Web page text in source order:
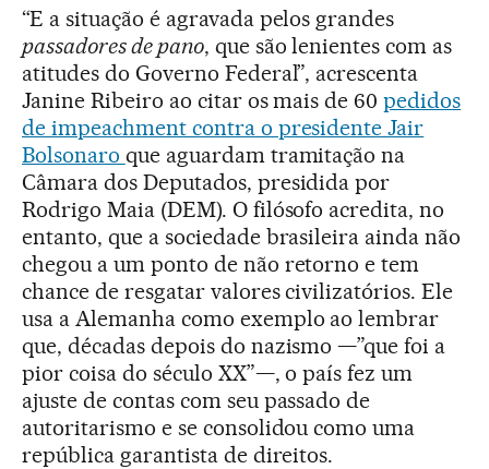
“E a situação é agravada pelos grandes
passadores de pano, que são lenientes com as
atitudes do Governo Federal”, acrescenta
Janine Ribeiro ao citar os mais de 60pedidos
de impeachment contra o presidente Jair
Bolsonaro que aguardam tramitação na
Câmara dos Deputados, presidida por
Rodrigo Maia (DEM). O filósofo acredita, no
entanto, que a sociedade brasileira ainda não
chegou a um ponto de não retorno e tem
chance de resgatar valores civilizatórios. Ele
usa a Alemanha como exemplo ao lembrar
que, décadas depois do nazismo —”que foi a
pior coisa do século XX”—, o país fez um
ajuste de contas com seu passado de
autoritarismo e se consolidou como uma
república garantista de direitos.